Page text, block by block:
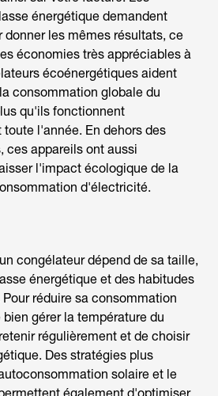
énergétique demandent
donner les mêmes résultats, ce
économies très appréciables à
écoénergétiques aident
consommation globale du
qu'ils fonctionnent
l'année. En dehors des
ces appareils ont aussi
l'impact écologique de la
d'électricité.
congélateur dépend de sa taille,
énergétique et des habitudes
réduire sa consommation
gérer la température du
régulièrement et de choisir
Des stratégies plus
solaire et le
également d'optimiser